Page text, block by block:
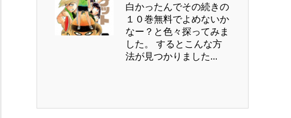
白かったんでその続きの
１０巻無料でよめないか
なー？と色々探ってみま
した。 するとこんな方
法が見つかりました...